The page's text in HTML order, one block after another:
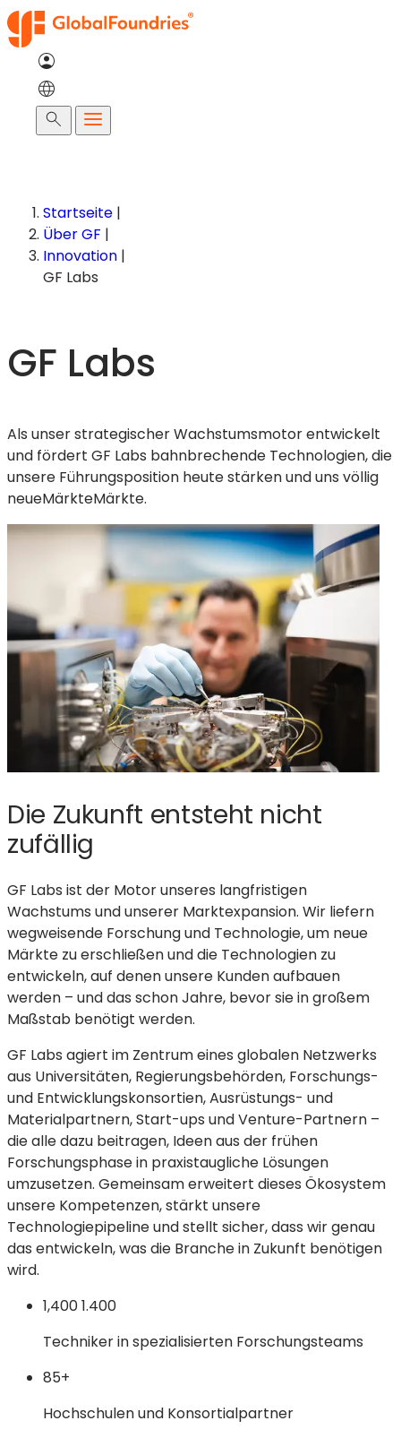
Zum
Inhalt
springen
Suche
Startseite |
Über GF |
Innovation |
GF Labs
GF Labs
Als unser strategischer Wachstumsmotor entwickelt
und fördert GF Labs bahnbrechende Technologien, die
unsere Führungsposition heute stärkenunduns völlig
neueMärkteMärkte.
Die Zukunft entsteht nicht
zufällig
GF Labs ist der Motor unseres langfristigen
Wachstums und unserer Marktexpansion. Wir liefern
wegweisende Forschung und Technologie, um neue
Märkte zu erschließen und die Technologien zu
entwickeln, auf denen unsere Kunden aufbauen
werden – und das schon Jahre, bevor sie in großem
Maßstab benötigt werden.
GF Labs agiert im Zentrum eines globalen Netzwerks
aus Universitäten, Regierungsbehörden, Forschungs-
und Entwicklungskonsortien, Ausrüstungs- und
Materialpartnern, Start-ups und Venture-Partnern –
die alle dazu beitragen, Ideen aus der frühen
Forschungsphase in praxistaugliche Lösungen
umzusetzen. Gemeinsam erweitert dieses Ökosystem
unsere Kompetenzen, stärkt unsere
Technologiepipeline und stellt sicher, dass wir genau
das entwickeln, was die Branche in Zukunft benötigen
wird.
1,4001.400
Techniker in spezialisierten Forschungsteams
85+
Hochschulen und Konsortialpartner